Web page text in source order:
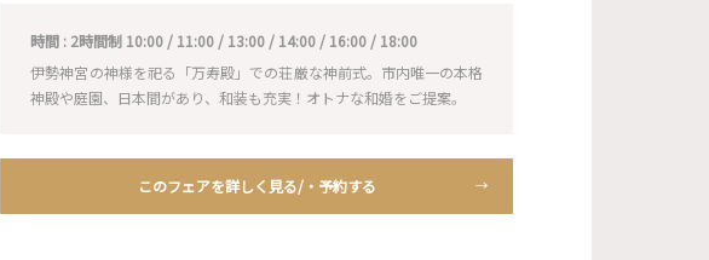
時間 : 2時間制 10:00 / 11:00 / 13:00 / 14:00 / 16:00 / 18:00
伊勢神宮の神様を祀る「万寿殿」での荘厳な神前式。市内唯一の本格
神殿や庭園、日本間があり、和装も充実！オトナな和婚をご提案。
このフェアを詳しく見る/・予約する